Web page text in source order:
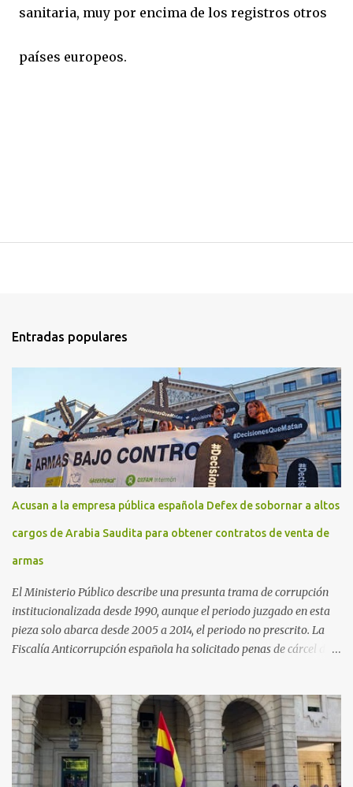
sanitaria, muy por encima de los registros otros
países europeos.
Entradas populares
Acusan a la empresa pública española Defex de sobornar a altos
cargos de Arabia Saudita para obtener contratos de venta de
armas
El Ministerio Público describe una presunta trama de corrupción
institucionalizada desde 1990, aunque el periodo juzgado en esta
pieza solo abarca desde 2005 a 2014, el periodo no prescrito. La
Fiscalía Anticorrupción española ha solicitado penas de cárcel de
Arabia Saudita a través de la empresa pública española Defex,
disuelta. El fiscal Conrado Saiz describe en su escrito de
conclusiones cómo la empresa pública Defex pagó comisiones
ilegales a diversas autoridades del régimen árabe entre 2005 y
2014, para obtener a cambio la materialización de los contratos. El